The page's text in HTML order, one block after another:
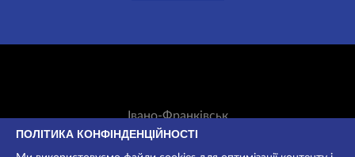
Івано-Франківськ
Незалежності, 42
ПОЛІТИКА КОНФІНДЕНЦІЙНОСТІ